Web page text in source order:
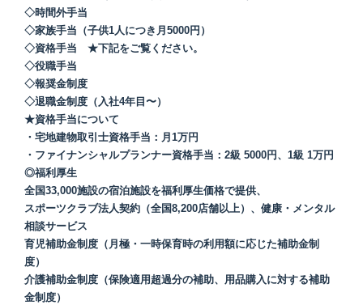
◇時間外手当
◇家族手当（子供1人につき月5000円）
◇資格手当 ★下記をご覧ください。
◇役職手当
◇報奨金制度
◇退職金制度（入社4年目〜）
★資格手当について
・宅地建物取引士資格手当：月1万円
・ファイナンシャルプランナー資格手当：2級 5000円、1級 1万円
◎福利厚生
全国33,000施設の宿泊施設を福利厚生価格で提供、
スポーツクラブ法人契約（全国8,200店舗以上）、健康・メンタル
相談サービス
育児補助金制度（月極・一時保育時の利用額に応じた補助金制
度）
介護補助金制度（保険適用超過分の補助、用品購入に対する補助
金制度）